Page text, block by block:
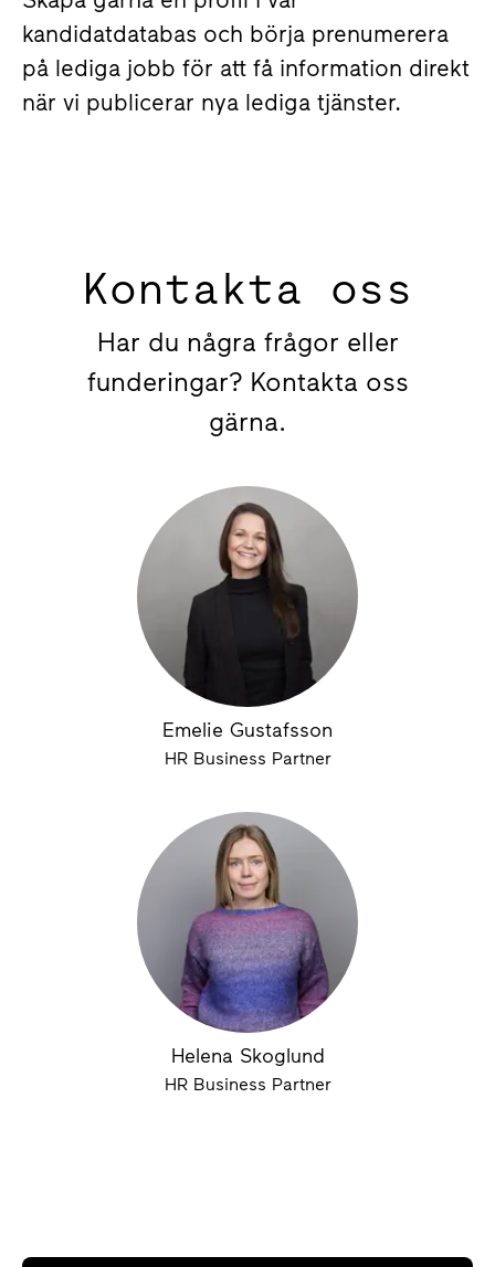
kandidatdatabas och börja prenumerera
på lediga jobb för att få information direkt
när vi publicerar nya lediga tjänster.
Kontakta oss
Har du några frågor eller
funderingar? Kontakta oss
gärna.
Emelie Gustafsson
HR Business Partner
Helena Skoglund
HR Business Partner